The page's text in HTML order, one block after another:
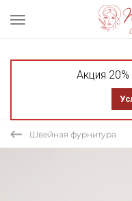
Акция
Швейная фурнитура